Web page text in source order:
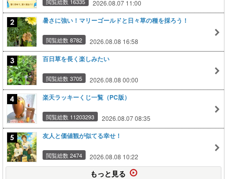
2026.08.07 11:00
暑さに強い！マリーゴールドと日々草の種を採ろう！
閲覧総数 8782 2026.08.08 16:58
百日草を長く楽しみたい
閲覧総数 3705 2026.08.08 00:00
楽天ラッキーくじ一覧（PC版）
閲覧総数 11203293 2026.08.07 08:35
友人と価値観が似てる幸せ！
閲覧総数 2474 2026.08.08 10:22
もっと見る